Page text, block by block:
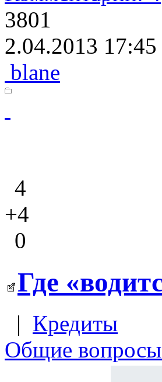
3801
2.04.2013 17:45
blane
4
+4
0
Где
| Кредиты
Общие вопросы